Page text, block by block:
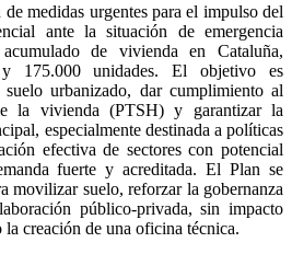
medidas urgentes para el impulso del
ante la situación de emergencia
de vivienda en Cataluña,
175.000 unidades. El objetivo es
urbanizado, dar cumplimiento al
la vivienda (PTSH) y garantizar la
especialmente destinada a políticas
efectiva de sectores con potencial
fuerte y acreditada. El Plan se
movilizar suelo, reforzar la gobernanza
público-privada, sin impacto
creación de una oficina técnica.